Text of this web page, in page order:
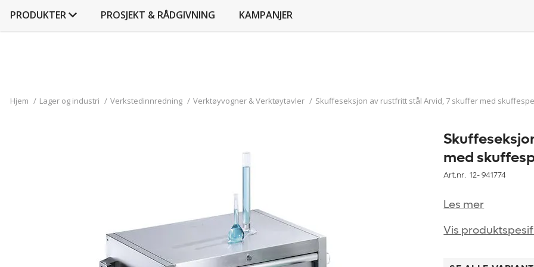
PRODUKTER PROSJEKT & RÅDGIVNING KAMPANJER
Hjem / Lager og industri / Verkstedinnredning / Verktøyvogner & Verktøytavler / Skuffeseksjon av rustfritt stål Arvid, 7 skuffer med
med
Art.nr. 12-941774
Les mer
Vis